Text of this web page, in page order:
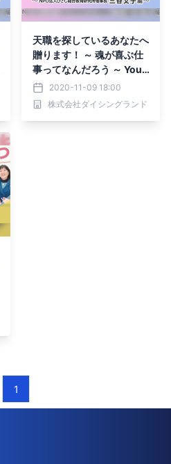
天職を探しているあなたへ
贈ります！ ～ 魂が喜ぶ仕
事ってなんだろう ～ YouT
ube2020-11-09 18:00
株式会社ダイシングランド
1